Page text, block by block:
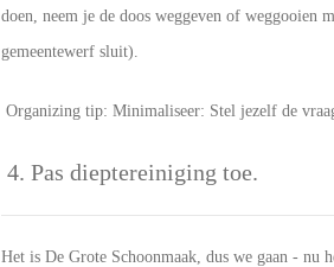
doen, neem je de doos weggeven of weggooien
gemeentewerf sluit).
Organizing tip: Minimaliseer: Stel jezelf de
4. Pas dieptereiniging toe.
Het is De Grote Schoonmaak, dus we gaan - nu